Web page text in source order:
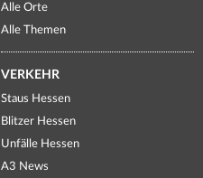
Alle Orte
Alle Themen
VERKEHR
Staus Hessen
Blitzer Hessen
Unfälle Hessen
A3 News